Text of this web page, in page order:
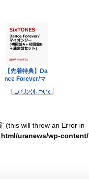
(this will throw an Error in
uranews/wp-content/